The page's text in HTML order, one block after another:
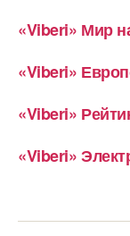
«Viberi» Мир
«Viberi»
«Viberi»
«Viberi»